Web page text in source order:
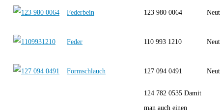
Federbein 123 980 0064
Feder 110 993 1210
Formschlauch 127 094 0491
124 782 0535 Damit
man auch einen